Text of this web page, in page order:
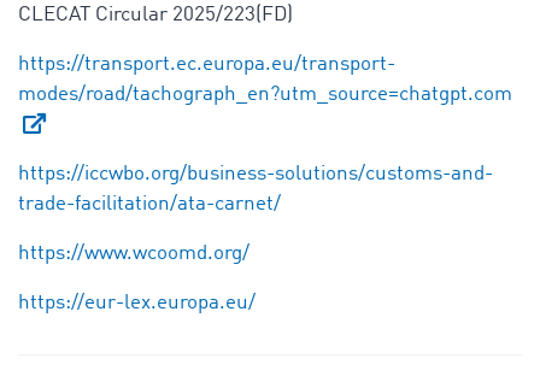
CLECAT Circular 2025/223(FD)
https://transport.ec.europa.eu/transport-
modes/road/tachograph_en?utm_source=chatgpt.com
https://iccwbo.org/business-solutions/customs-and-
trade-facilitation/ata-carnet/
https://www.wcoomd.org/
https://eur-lex.europa.eu/